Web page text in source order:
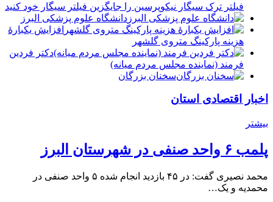
فیلتر ترک سیگار نیکوپرسین را جایگزین فیلتر سیگار خود کنید
دانشگاه علوم پزشکی البرز
افزایش یکبارۀ
هزینه پارکینگ متروی گلشهر
دكتر فردين
فرمند (نماينده مجلس مردم میانه)
سخنان بزرگان
اخبار اقتصادی استان
بیشتر
پلمب ۶ واحد صنفی در شهرستان البرز
محمد نصیری گفت: در ۴۵ بازدید انجام شده ۵ واحد صنفی در
محمدیه و یک…